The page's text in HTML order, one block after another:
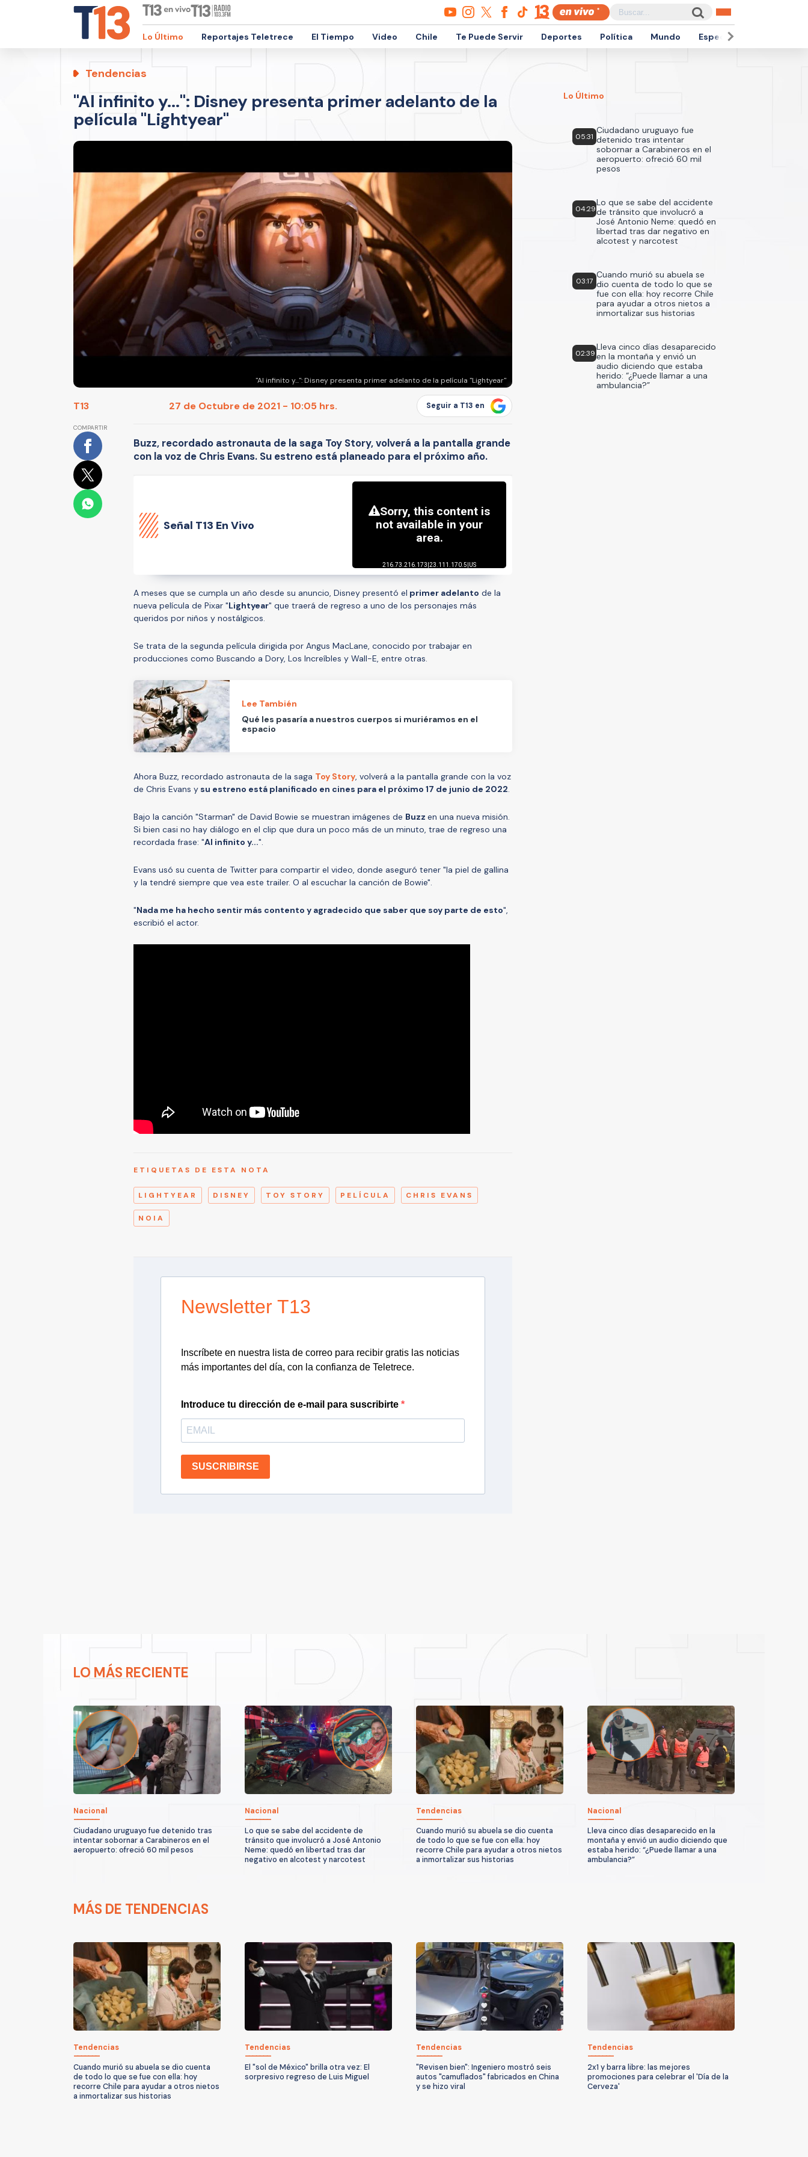
Lo Último Reportajes Teletrece El Tiempo Video Chile Te Puede Servir Deportes Política Mundo Espectáculos
Tendencias
"Al infinito y...": Disney presenta primer adelanto de la
película "Lightyear"
"Al infinito y...": Disney presenta primer adelanto de la película "Lightyear"
T13 27 de Octubre de 2021 - 10:05 hrs. Seguir a T13 en
COMPARTIR
Buzz, recordado astronauta de la saga Toy Story, volverá a la pantalla grande
con la voz de Chris Evans. Su estreno está planeado para el próximo año.
Señal T13 En Vivo
A meses que se cumpla un año desde su anuncio, Disney presentó el primer adelanto de la
nueva película de Pixar "Lightyear" que traerá de regreso a uno de los personajes más
queridos por niños y nostálgicos.
Se trata de la segunda película dirigida por Angus MacLane, conocido por trabajar en
producciones como Buscando a Dory, Los Increíbles y Wall-E, entre otras.
Lee También
Qué les pasaría a nuestros cuerpos si muriéramos en el
espacio
Ahora Buzz, recordado astronauta de la saga Toy Story, volverá a la pantalla grande con la voz
de Chris Evans y su estreno está planificado en cines para el próximo 17 de junio de 2022.
Bajo la canción "Starman" de David Bowie se muestran imágenes de Buzz en una nueva misión.
Si bien casi no hay diálogo en el clip que dura un poco más de un minuto, trae de regreso una
recordada frase: "Al infinito y...".
Evans usó su cuenta de Twitter para compartir el video, donde aseguró tener "la piel de gallina
y la tendré siempre que vea este trailer. O al escuchar la canción de Bowie".
"Nada me ha hecho sentir más contento y agradecido que saber que soy parte de esto",
escribió el actor.
ETIQUETAS DE ESTA NOTA
LIGHTYEAR DISNEY TOY STORY PELÍCULA CHRIS EVANS
NOIA
Newsletter T13
Inscríbete en nuestra lista de correo para recibir gratis las noticias
más importantes del día, con la confianza de Teletrece.
Introduce tu dirección de e-mail para suscribirte
SUSCRIBIRSE
Lo Último
05:31
Ciudadano uruguayo fue
detenido tras intentar
sobornar a Carabineros en el
aeropuerto: ofreció 60 mil
pesos
04:29
Lo que se sabe del accidente
de tránsito que involucró a
José Antonio Neme: quedó en
libertad tras dar negativo en
alcotest y narcotest
03:17
Cuando murió su abuela se
dio cuenta de todo lo que se
fue con ella: hoy recorre Chile
para ayudar a otros nietos a
inmortalizar sus historias
02:39
Lleva cinco días desaparecido
en la montaña y envió un
audio diciendo que estaba
herido: “¿Puede llamar a una
ambulancia?”
LO MÁS RECIENTE
Nacional
Ciudadano uruguayo fue detenido tras
intentar sobornar a Carabineros en el
aeropuerto: ofreció 60 mil pesos
Nacional
Lo que se sabe del accidente de
tránsito que involucró a José Antonio
Neme: quedó en libertad tras dar
negativo en alcotest y narcotest
Tendencias
Cuando murió su abuela se dio cuenta
de todo lo que se fue con ella: hoy
recorre Chile para ayudar a otros nietos
a inmortalizar sus historias
Nacional
Lleva cinco días desaparecido en la
montaña y envió un audio diciendo que
estaba herido: “¿Puede llamar a una
ambulancia?”
MÁS DE TENDENCIAS
Tendencias
Cuando murió su abuela se dio cuenta
de todo lo que se fue con ella: hoy
recorre Chile para ayudar a otros nietos
a inmortalizar sus historias
Tendencias
El "sol de México" brilla otra vez: El
sorpresivo regreso de Luis Miguel
Tendencias
"Revisen bien": Ingeniero mostró seis
autos "camuflados" fabricados en China
y se hizo viral
Tendencias
2x1 y barra libre: las mejores
promociones para celebrar el 'Día de la
Cerveza'